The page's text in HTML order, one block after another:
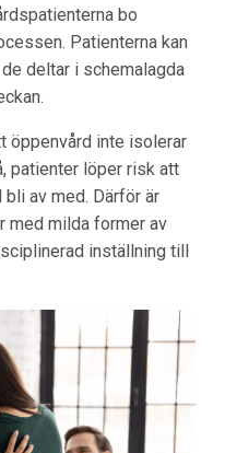
bo
Patienterna kan
deltar i schemalagda
öppenvård inte isolerar
patienter löper risk att
av med. Därför är
med milda former av
inställning till